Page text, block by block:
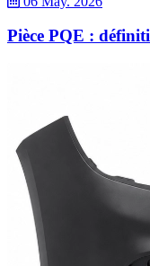
Pièce PQE :